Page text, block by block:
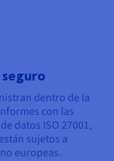
dentro de la
con las
datos ISO 27001,
sujetos a
europeas.